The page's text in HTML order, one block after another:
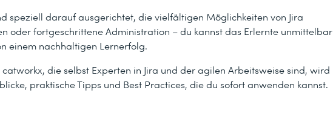
speziell darauf ausgerichtet, die vielfältigen Möglichkeiten von Jira
oder fortgeschrittene Administration – du kannst das Erlernte unmittelbar
einem nachhaltigen Lernerfolg.
die selbst Experten in Jira und der agilen Arbeitsweise sind, wird
praktische Tipps und Best Practices, die du sofort anwenden kannst.